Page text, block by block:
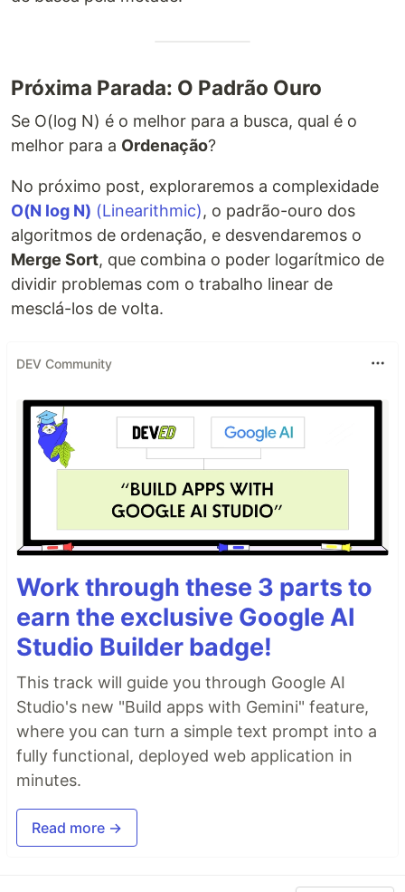
Próxima Parada: O Padrão Ouro
Se O(log N) é o melhor para a busca, qual é o
melhor para a Ordenação?
No próximo post, exploraremos a complexidade
O(N log N) (Linearithmic), o padrão-ouro dos
algoritmos de ordenação, e desvendaremos o
Merge Sort, que combina o poder logarítmico de
dividir problemas com o trabalho linear de
mesclá-los de volta.
DEV Community
Work through these 3 parts to
earn the exclusive Google AI
Studio Builder badge!
This track will guide you through Google AI
Studio's new "Build apps with Gemini" feature,
where you can turn a simple text prompt into a
fully functional, deployed web application in
minutes.
Read more →